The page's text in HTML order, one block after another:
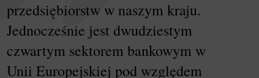
przedsiębiorstw w naszym kraju.
Jednocześnie jest dwudziestym
czwartym sektorem bankowym w
Unii Europejskiej pod względem